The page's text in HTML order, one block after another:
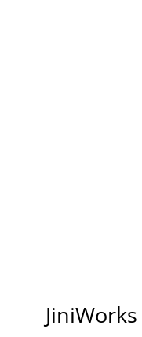
JiniWorks